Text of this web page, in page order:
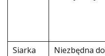
Siarka
Niezbędna do